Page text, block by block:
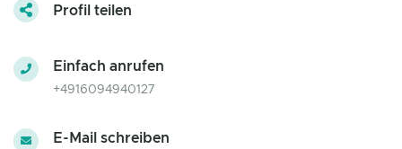
Profil teilen
Einfach anrufen
+4916094940127
E-Mail schreiben